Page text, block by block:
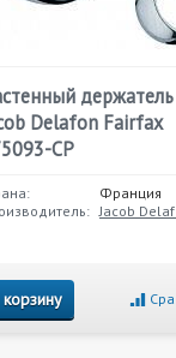
держатель
Delafon Fairfax
CP
Франция
Jacob